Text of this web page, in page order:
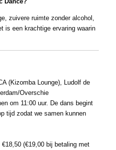
zuivere ruimte zonder alcohol,
is een krachtige ervaring waarin
(Kizomba Lounge), Ludolf de
Overschie
om 11:00 uur. De dans begint
tijd zodat we samen kunnen
(€19,00 bij betaling met